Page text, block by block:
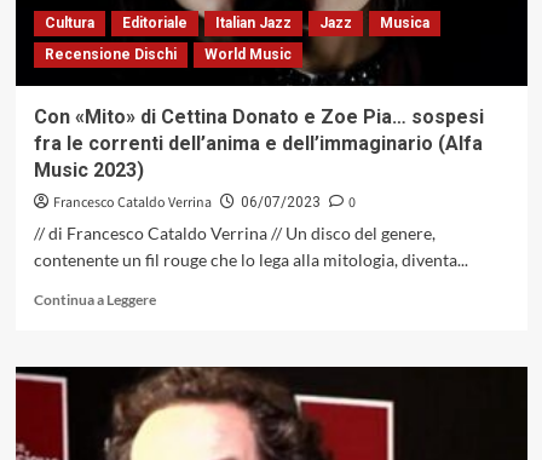
no-
groove,
no-
Cultura Editoriale Italian Jazz Jazz
Musica
Recensione Dischi
World Music
Con «Mito» di Cettina Donato e Zoe Pia… sospesi
fra le correnti dell’anima e dell’immaginario (Alfa
Music 2023)
Francesco Cataldo Verrina 06/07/2023
0
// di Francesco Cataldo Verrina // Un disco del genere,
contenente un fil rouge che lo lega alla mitologia, diventa...
Continua a LeggereLeggi
su
Con
«Mito»